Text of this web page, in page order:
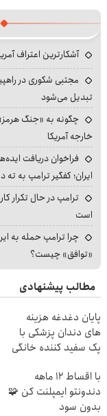
آشکارترین اعتراف
مجتبی شکوری در
تبدیل می‌شود
چگونه به «جنگ
خارجه آمریکا
فراخوان دریافت
ایران؛ کفگیر ترامپ به
ترامپ در حال تکرار
است
چرا ترامپ حمله به
«توافق» چیست؟
مطالب پیشنهادی
پایان دغدغه هزینه
های دندان پزشکی با
پک سفید کننده خانگی
با اقساط 12 ماهه
دندونتو ایمپلنت کن 🧩
بدون سود